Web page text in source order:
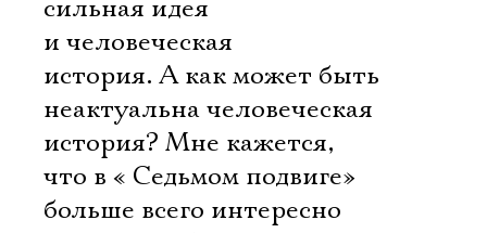
сильная идея
и человеческая
история. А как может быть
неактуальна человеческая
история? Мне кажется,
что в « Седьмом подвиге»
больше всего интересно